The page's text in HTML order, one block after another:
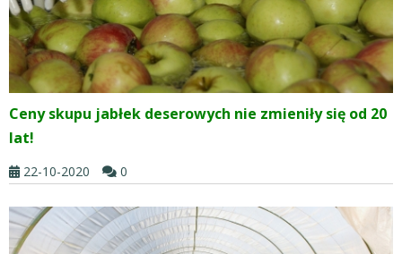
Ceny skupu jabłek deserowych nie zmieniły się od 20
lat!
22-10-2020 0